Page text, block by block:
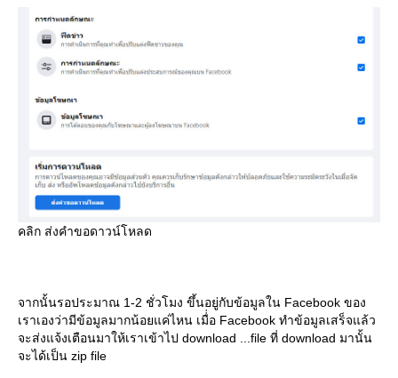
คลิก ส่งคำขอดาวน์โหลด
จากนั้นรอประมาณ 1-2 ชั่วโมง ขึ้นอยู่กับข้อมูลใน Facebook ของ
เราเองว่ามีข้อมูลมากน้อยแค่ไหน เมื่่อ Facebook ทำข้อมูลเสร็จแล้ว
จะส่งแจ้งเตือนมาให้เราเข้าไป download ...file ที่ download มานั้น
จะได้เป็น zip file